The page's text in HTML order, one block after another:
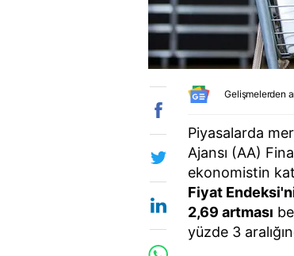
Gelişmelerden
Piyasalarda
Ajansı (AA)
ekonomistin
Fiyat
2,69 artması
yüzde 3